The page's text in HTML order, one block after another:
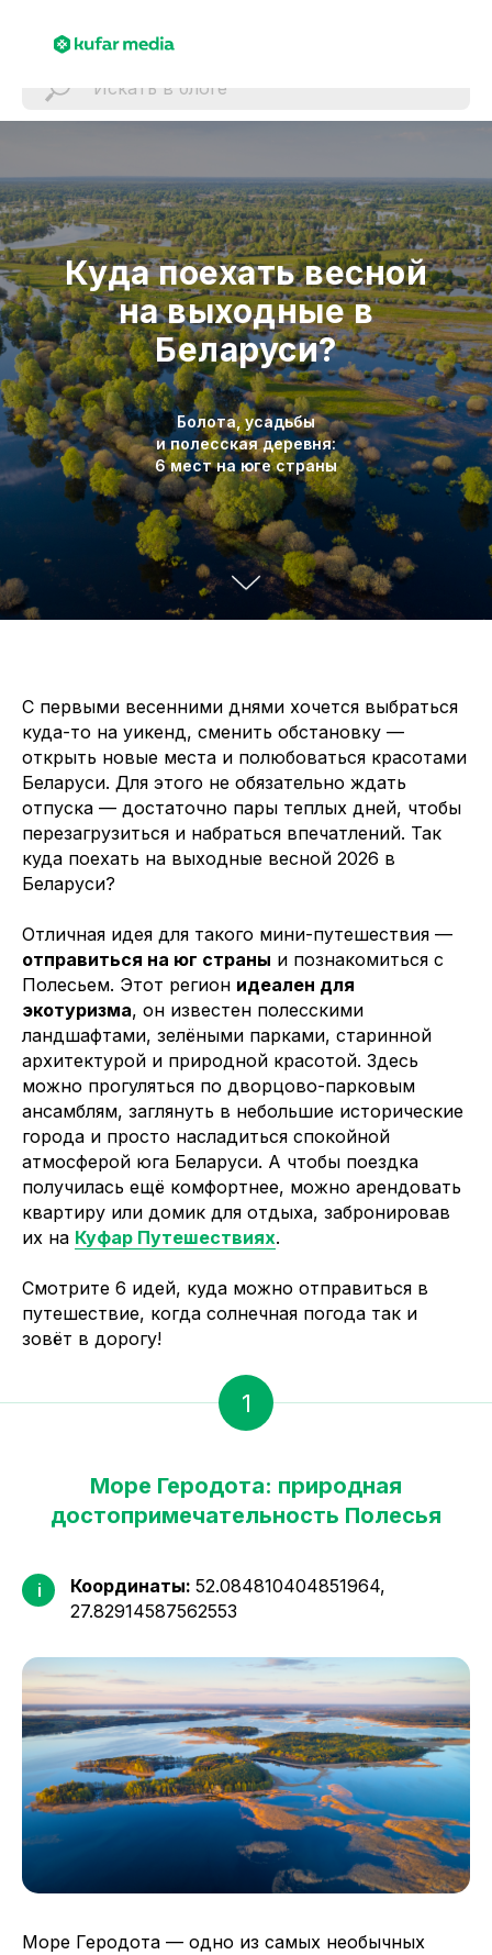
Куда поехать весной
на выходные в
Беларуси?
Болота, усадьбы
и полесская деревня:
6 мест на юге страны
С первыми весенними днями хочется выбраться
куда-то на уикенд, сменить обстановку —
открыть новые места и полюбоваться красотами
Беларуси. Для этого не обязательно ждать
отпуска — достаточно пары теплых дней, чтобы
перезагрузиться и набраться впечатлений. Так
куда поехать на выходные весной 2026 в
Беларуси?
Отличная идея для такого мини-путешествия —
отправиться на юг страны и познакомиться с
Полесьем. Этот регион идеален для
экотуризма, он известен полесскими
ландшафтами, зелёными парками, старинной
архитектурой и природной красотой. Здесь
можно прогуляться по дворцово-парковым
ансамблям, заглянуть в небольшие исторические
города и просто насладиться спокойной
атмосферой юга Беларуси. А чтобы поездка
получилась ещё комфортнее, можно арендовать
квартиру или домик для отдыха, забронировав
их на Куфар Путешествиях.
Смотрите 6 идей, куда можно отправиться в
путешествие, когда солнечная погода так и
зовёт в дорогу!
1
Море Геродота: природная
достопримечательность Полесья
i Координаты: 52.084810404851964,
27.82914587562553
Море Геродота — одно из самых необычных